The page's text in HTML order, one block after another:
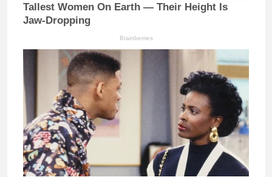
Tallest Women On Earth — Their Height Is
Jaw-Dropping
Brainberries